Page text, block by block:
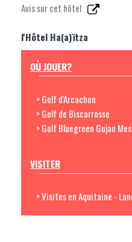
Avis sur cet hôtel
l'Hôtel Ha(a)ïtza
OÙ JOUER?
> Golf d'Arcachon
> Golf de Biscarrosse
> Golf Bluegreen Gujan
VISITER
> Visites en Aquitaine -